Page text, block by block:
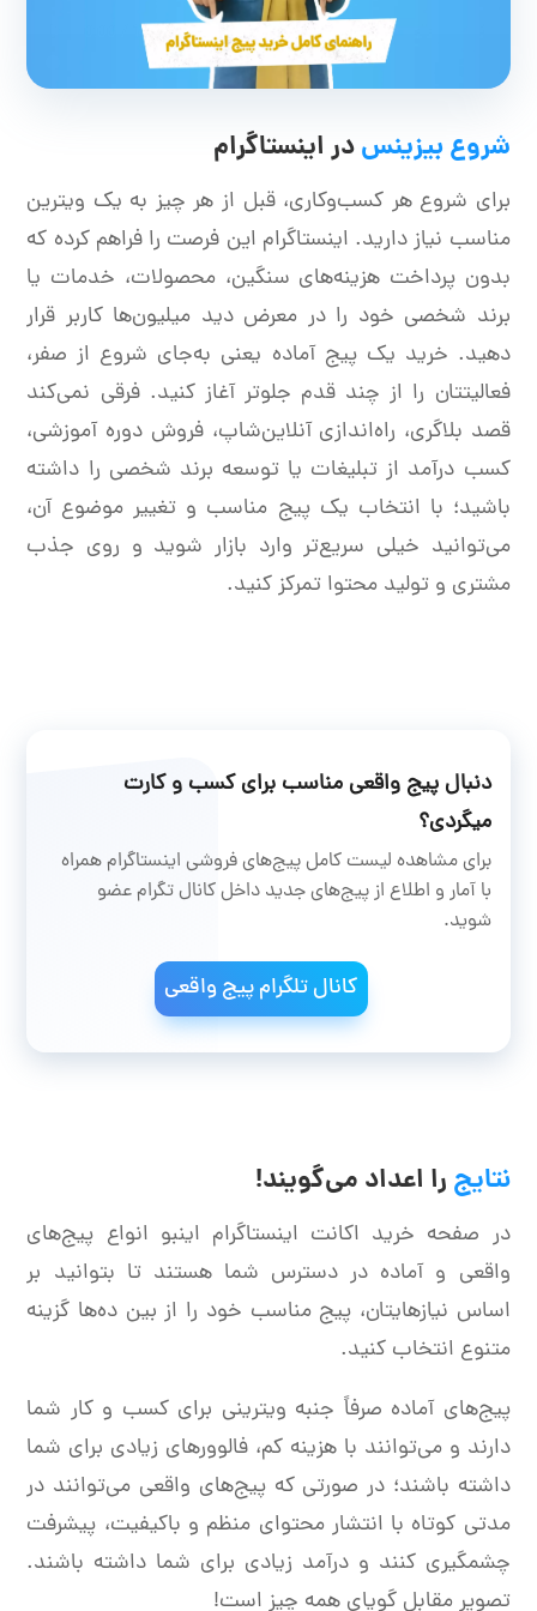
شروع بیزینسدر اینستاگرام
برای شروع هر کسب‌وکاری، قبل از هر چیز به یک ویترین
مناسب نیاز دارید. اینستاگرام این فرصت را فراهم کرده که
بدون پرداخت هزینه‌های سنگین، محصولات، خدمات یا
برند شخصی خود را در معرض دید میلیون‌ها کاربر قرار
دهید. خرید یک پیج آماده یعنی به‌جای شروع از صفر،
فعالیتتان را از چند قدم جلوتر آغاز کنید. فرقی نمی‌کند
قصد بلاگری، راه‌اندازی آنلاین‌شاپ، فروش دوره آموزشی،
کسب درآمد از تبلیغات یا توسعه برند شخصی را داشته
باشید؛ با انتخاب یک پیج مناسب و تغییر موضوع آن،
می‌توانید خیلی سریع‌تر وارد بازار شوید و روی جذب
مشتری و تولید محتوا تمرکز کنید.
دنبال پیج واقعی مناسب برای کسب و کارت
میگردی؟
برای مشاهده لیست کامل پیج‌های فروشی اینستاگرام همراه
با آمار و اطلاع از پیج‌های جدید داخل کانال تگرام عضو
شوید.
کانال تلگرام پیج واقعی
نتایج را اعداد می‌گویند!
در صفحه خرید اکانت اینستاگرام اینبو انواع پیج‌های
واقعی و آماده در دسترس شما هستند تا بتوانید بر
اساس نیازهایتان، پیج مناسب خود را از بین ده‌ها گزینه
متنوع انتخاب کنید.
پیج‌های آماده صرفاً جنبه ویترینی برای کسب و کار شما
دارند و می‌توانند با هزینه کم، فالوورهای زیادی برای شما
داشته باشند؛ در صورتی که پیج‌های واقعی می‌توانند در
مدتی کوتاه با انتشار محتوای منظم و باکیفیت، پیشرفت
چشمگیری کنند و درآمد زیادی برای شما داشته باشند.
تصویر مقابل گویای همه چیز است!